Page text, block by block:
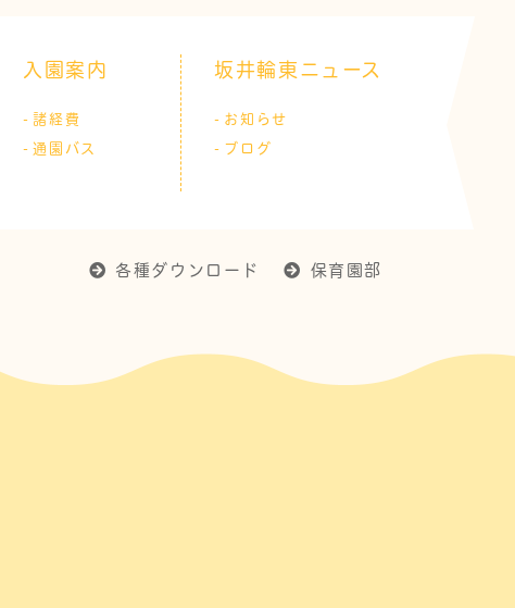
入園案内
諸経費
通園バス
坂井輪東ニュース
お知らせ
ブログ
各種ダウンロード 保育園部